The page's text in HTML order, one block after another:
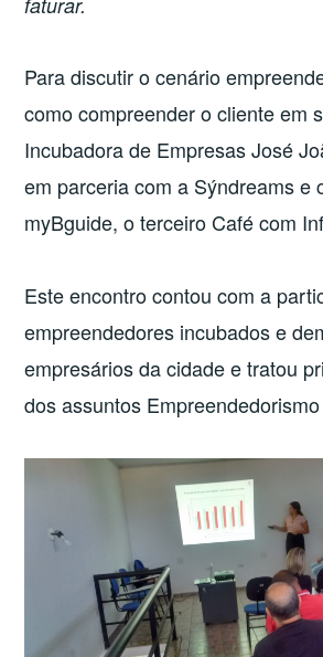
Para discutir o cenário
como compreender o cliente em
Incubadora de Empresas José
em parceria com a Sýndreams e
myBguide, o terceiro Café com
Este encontro contou com a
empreendedores incubados e
empresários da cidade e tratou
dos assuntos